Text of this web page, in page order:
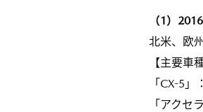
（1）
北米、欧
【主要車
「CX-5
「アクセ